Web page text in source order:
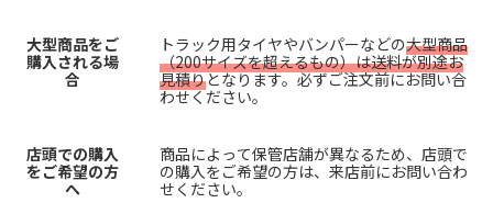
大型商品をご
購入される場
合
トラック用タイヤやバンパーなどの大型商品
（200サイズを超えるもの）は送料が別途お
見積りとなります。必ずご注文前にお問い合
わせください。
店頭での購入
をご希望の方
へ
商品によって保管店舗が異なるため、店頭で
の購入をご希望の方は、来店前にお問い合わ
せください。